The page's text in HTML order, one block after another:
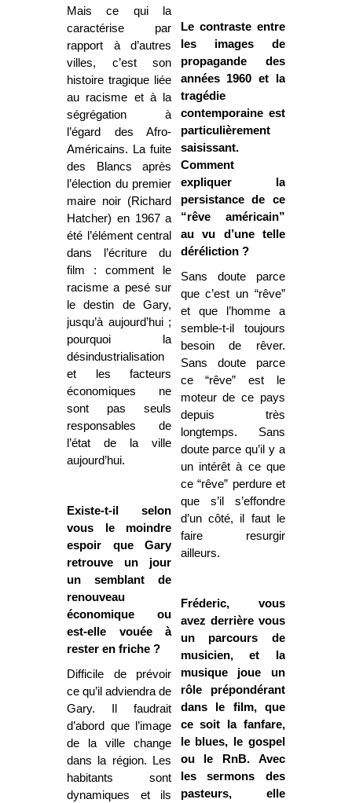
Mais ce qui la
caractérise par
rapport à d’autres
villes, c’est son
histoire tragique liée
au racisme et à la
ségrégation à
l’égard des Afro-
Américains. La fuite
des Blancs après
l’élection du premier
maire noir (Richard
Hatcher) en 1967 a
été l’élément central
dans l’écriture du
film : comment le
racisme a pesé sur
le destin de Gary,
jusqu’à aujourd’hui ;
pourquoi la
désindustrialisation
et les facteurs
économiques ne
sont pas seuls
responsables de
l’état de la ville
aujourd’hui.
Existe-t-il selon
vous le moindre
espoir que Gary
retrouve un jour
un semblant de
renouveau
économique ou
est-elle vouée à
rester en friche ?
Difficile de prévoir
ce qu’il adviendra de
Gary. Il faudrait
d’abord que l’image
de la ville change
dans la région. Les
habitants sont
dynamiques et ils
Le contraste entre
les images de
propagande des
années 1960 et la
tragédie
contemporaine est
particulièrement
saisissant.
Comment
expliquer la
persistance de ce
“rêve américain”
au vu d’une telle
déréliction ?
Sans doute parce
que c’est un “rêve”
et que l’homme a
semble-t-il toujours
besoin de rêver.
Sans doute parce
ce “rêve” est le
moteur de ce pays
depuis très
longtemps. Sans
doute parce qu’il y a
un intérêt à ce que
ce “rêve” perdure et
que s’il s’effondre
d’un côté, il faut le
faire resurgir
ailleurs.
Fréderic, vous
avez derrière vous
un parcours de
musicien, et la
musique joue un
rôle prépondérant
dans le film, que
ce soit la fanfare,
le blues, le gospel
ou le RnB. Avec
les sermons des
pasteurs, elle